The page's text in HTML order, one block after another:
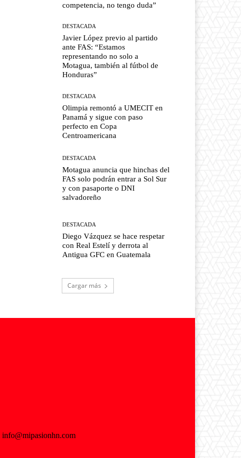
competencia, no tengo duda”
DESTACADA
Javier López previo al partido
ante FAS: “Estamos
representando no solo a
Motagua, también al fútbol de
Honduras”
DESTACADA
Olimpia remontó a UMECIT en
Panamá y sigue con paso
perfecto en Copa
Centroamericana
DESTACADA
Motagua anuncia que hinchas del
FAS solo podrán entrar a Sol Sur
y con pasaporte o DNI
salvadoreño
DESTACADA
Diego Vázquez se hace respetar
con Real Estelí y derrota al
Antigua GFC en Guatemala
Cargar más
info@mipasionhn.com